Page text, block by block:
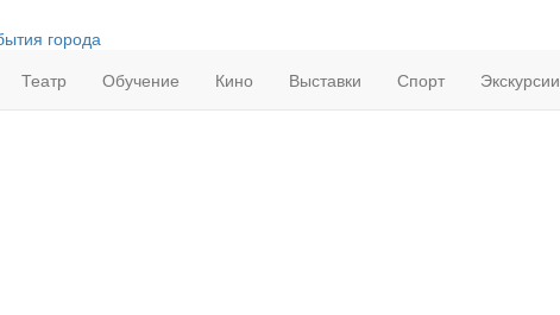
города
Театр
Обучение Кино Выставки Спорт Экскурсии